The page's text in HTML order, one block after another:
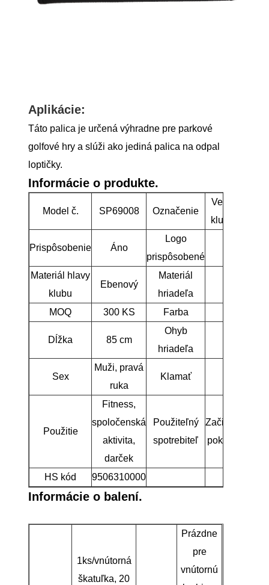
Aplikácie:
Táto palica je určená výhradne pre parkové
golfové hry a slúži ako jediná palica na odpal
loptičky.
Informácie o produkte.
Model č. SP69008 Označenie
Vedúci
klubu Ebony
Prispôsobenie Áno
Logo
prispôsobené
Materiál hlavy
klubu
Ebenový
Materiál
hriadeľa
MOQ 300 KS Farba
Dĺžka 85 cm
Ohyb
hriadeľa
Sex
Muži, pravá
ruka
Klamať
Použitie
Fitness,
spoločenská
aktivita,
darček
Použiteľný
spotrebiteľ
Začiatočníci/
pokročilí hráči
HS kód 9506310000
Informácie o balení.
1ks/vnútorná
škatuľka, 20
Prázdne
pre
vnútornú